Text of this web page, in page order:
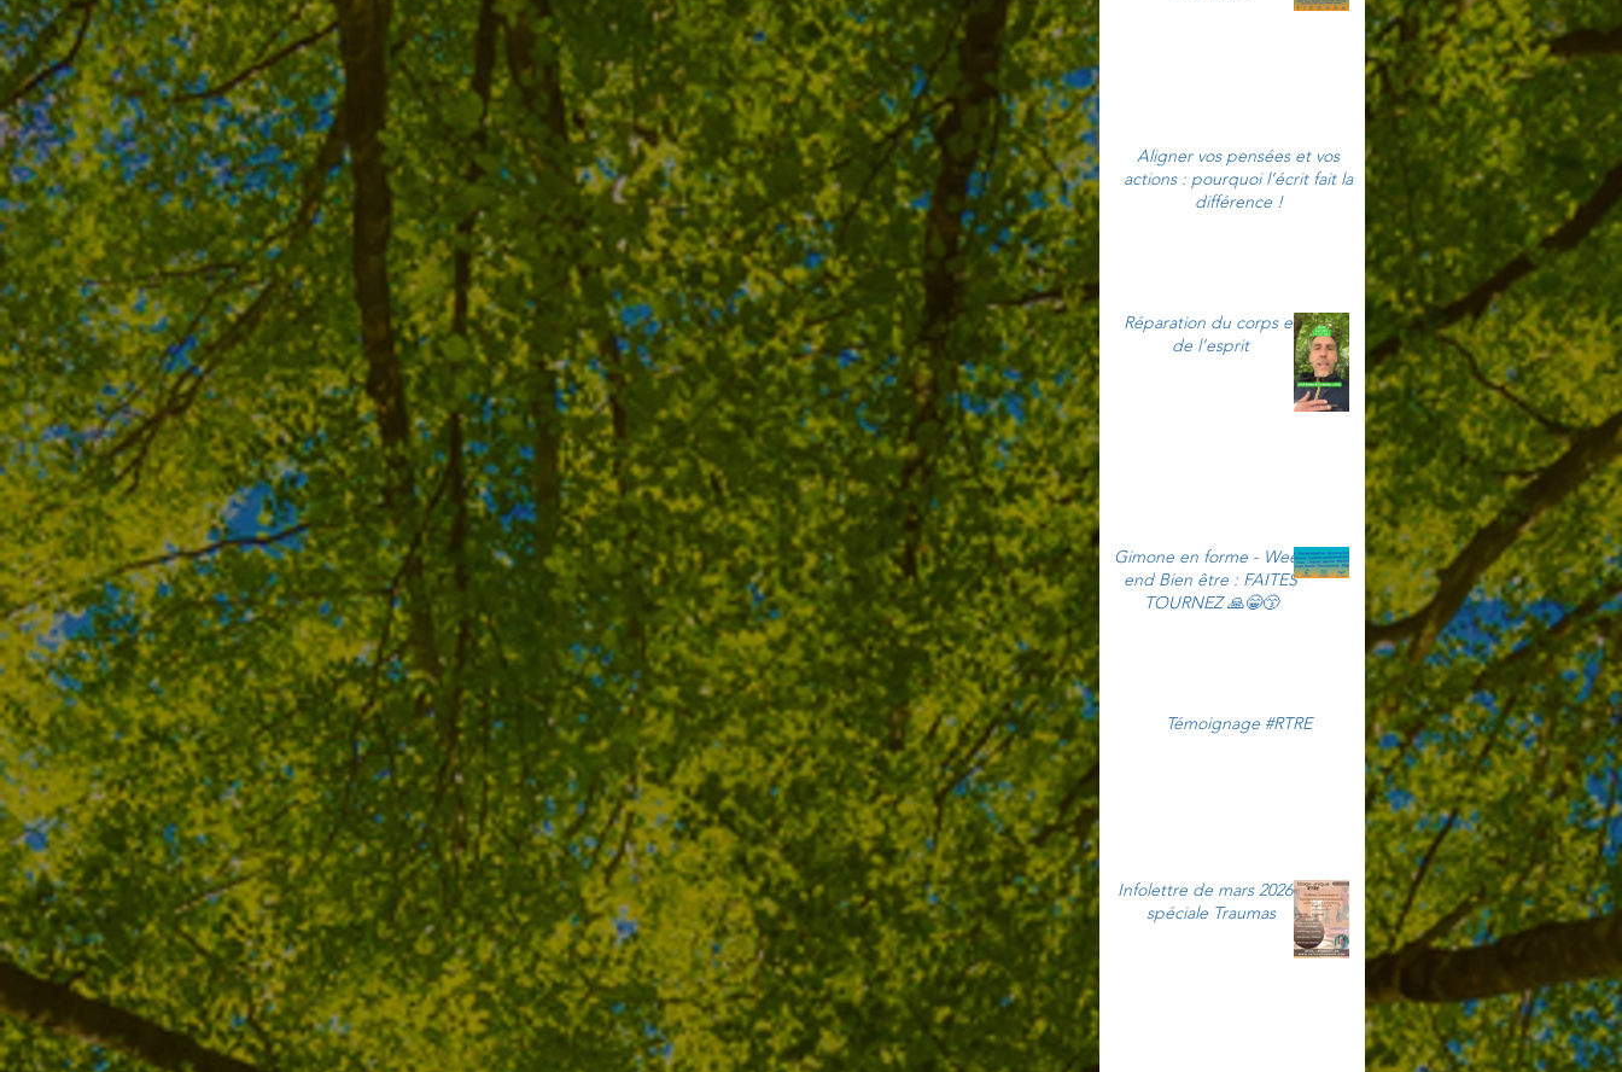
Aligner vos pensées et vos
actions : pourquoi l’écrit fait la
différence !
Réparation du corps et
de l’esprit
Gimone en forme - Week
end Bien être : FAITES
TOURNEZ 🙏😁😙
Témoignage #RTRE
Infolettre de mars 2026 -
spéciale Traumas